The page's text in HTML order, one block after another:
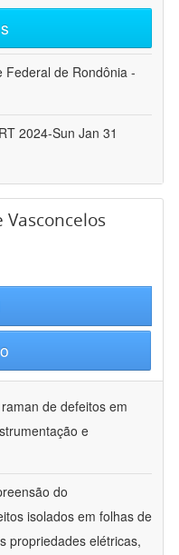
Federal de Rondônia -
2024-Sun Jan 31
Vasconcelos
de defeitos em
e
do
isolados em folhas de
propriedades elétricas,